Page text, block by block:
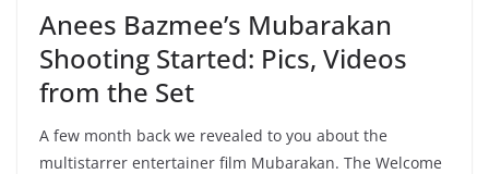
Anees Bazmee’s Mubarakan
Shooting Started: Pics, Videos
from the Set
A few month back we revealed to you about the
multistarrer entertainer film Mubarakan. The Welcome